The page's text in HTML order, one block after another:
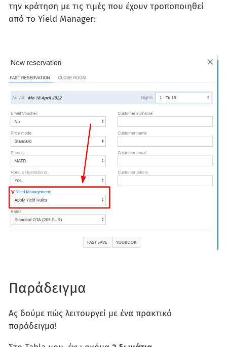
την κράτηση με τις τιμές που έχουν τροποποιηθεί
από το Yield Manager:
Παράδειγμα
Ας δούμε πώς λειτουργεί με ένα πρακτικό
παράδειγμα!